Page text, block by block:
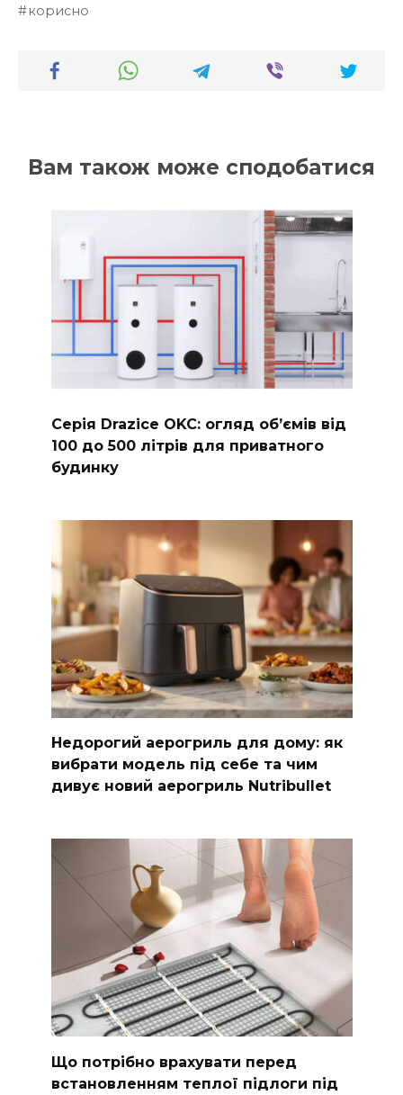
корисно
Вам також може сподобатися
Серія Drazice OKC: огляд обʼємів від
100 до 500 літрів для приватного
будинку
Недорогий аерогриль для дому: як
вибрати модель під себе та чим
дивує новий аерогриль Nutribullet
Що потрібно врахувати перед
встановленням теплої підлоги під